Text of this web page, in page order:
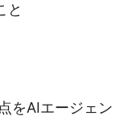
と
をAIエージェン